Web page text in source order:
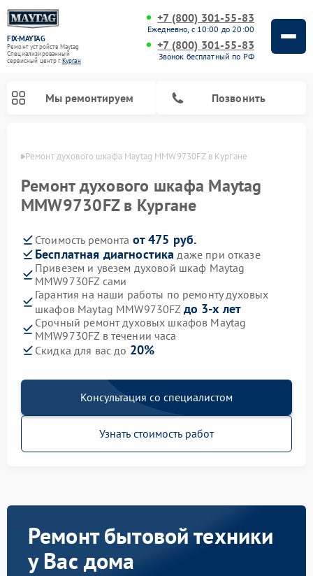
FIX-MAYTAG
Ремонт устройств Maytag
Специализированный
cервисный центр г.Курган
+7 (800) 301-55-83
Ежедневно, с 10:00 до 20:00
+7 (800) 301-55-83
Звонок бесплатный по РФ
Мы ремонтируем Позвонить
Ремонт духового шкафа Maytag MMW9730FZ в Кургане
Ремонт духового шкафа Maytag
MMW9730FZ в Кургане
Стоимость ремонта от 475 руб.
Бесплатная диагностика даже при отказе
Привезем и увезем духовой шкаф Maytag
MMW9730FZ сами
Гарантия на наши работы по ремонту духовых
шкафов Maytag MMW9730FZ до 3-х лет
Срочный ремонт духовых шкафов Maytag
MMW9730FZ в течении часа
Скидка для вас до 20%
Консультация со специалистом
Узнать стоимость работ
Ремонт бытовой техники
у Вас дома